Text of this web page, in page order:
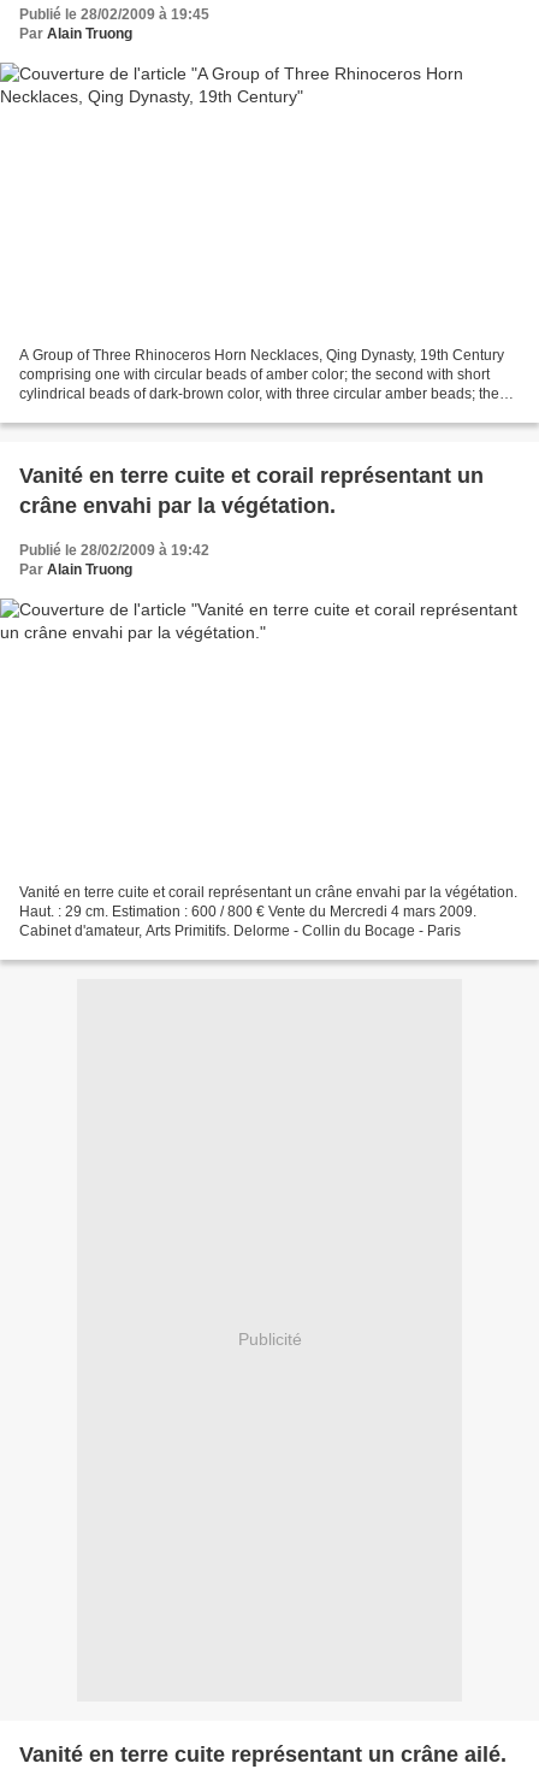
Publié le 28/02/2009 à 19:45
Par Alain Truong
A Group of Three Rhinoceros Horn Necklaces, Qing Dynasty, 19th Century
comprising one with circular beads of amber color; the second with short
cylindrical beads of dark-brown color, with three circular amber beads; the
Vanité en terre cuite et corail représentant un
crâne envahi par la végétation.
Publié le 28/02/2009 à 19:42
Par Alain Truong
Vanité en terre cuite et corail représentant un crâne envahi par la végétation.
Haut. : 29 cm. Estimation : 600 / 800 € Vente du Mercredi 4 mars 2009.
Cabinet d'amateur, Arts Primitifs. Delorme - Collin du Bocage - Paris
Publicité
Vanité en terre cuite représentant un crâne ailé.